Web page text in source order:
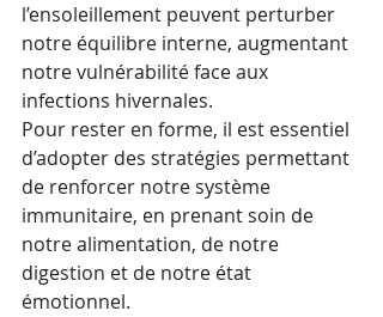
l’ensoleillement peuvent perturber
notre équilibre interne, augmentant
notre vulnérabilité face aux
infections hivernales.
Pour rester en forme, il est essentiel
d’adopter des stratégies permettant
de renforcer notre système
immunitaire, en prenant soin de
notre alimentation, de notre
digestion et de notre état
émotionnel.